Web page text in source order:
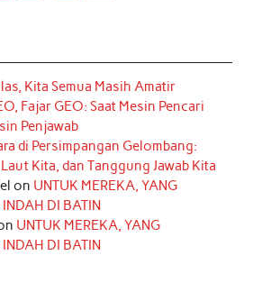
t
e
r
e
s
t
k
e
d
I
n
t
t
r
T
u
e
Kita Semua Masih Amatir
Fajar GEO: Saat Mesin Pencari
Penjawab
di Persimpangan Gelombang:
Kita, dan Tanggung Jawab Kita
on UNTUK MEREKA, YANG
INDAH DI BATIN
UNTUK MEREKA, YANG
INDAH DI BATIN